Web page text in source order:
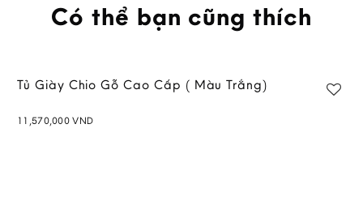
Có thể bạn cũng thích
Tủ Giày Chio Gỗ Cao Cấp ( Màu Trắng)
11,570,000VND